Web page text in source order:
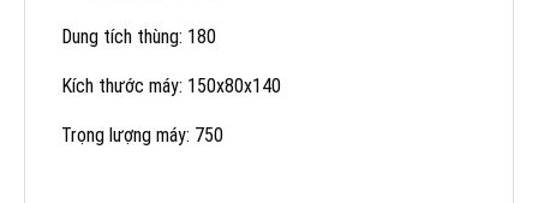
Dung tích thùng: 180
Kích thước máy: 150x80x140
Trọng lượng máy: 750